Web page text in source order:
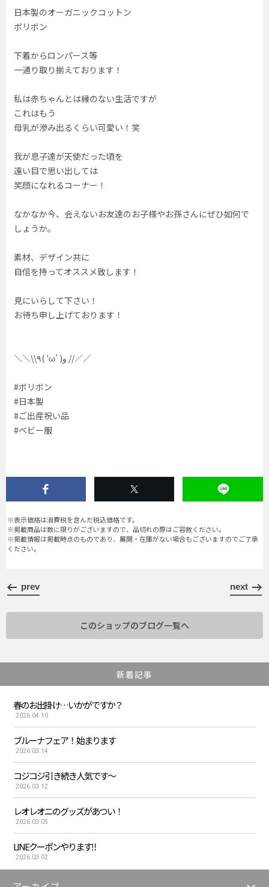
日本製のオーガニックコットン
ボリボン
下着からロンパース等
一通り取り揃えております！
私は赤ちゃんとは縁のない生活ですが
これはもう
母乳が滲み出るくらい可愛い！笑
我が息子達が天使だった頃を
遠い目で思い出しては
笑顔になれるコーナー！
なかなか今、会えないお友達のお子様やお孫さんにぜひ如何で
しょうか。
素材、デザイン共に
自信を持ってオススメ致します！
見にいらして下さい！
お待ち申し上げております！
＼＼\\٩( 'ω' )و //／／
#ボリボン
#日本製
#ご出産祝い品
#ベビー服
※表示価格は消費税を含んだ税込価格です。
※掲載商品は数に限りがございますので、品切れの際はご容赦ください。
※掲載情報は掲載時点のものであり、展開・在庫がない場合もございますのでご了承
ください。
prev next
このショップのブログ一覧へ
新着記事
春のお出掛け…いかがですか？
2026.04.10
ブルーナフェア！ 始まります
2026.03.14
コジコジ 引き続き人気です〜
2026.03.12
レオレオニのグッズがあつい！
2026.03.05
LINEクーポンやります‼︎
2026.03.02